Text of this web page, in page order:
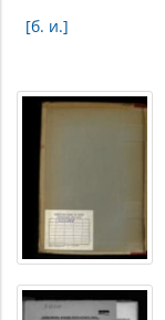
[б. и.]